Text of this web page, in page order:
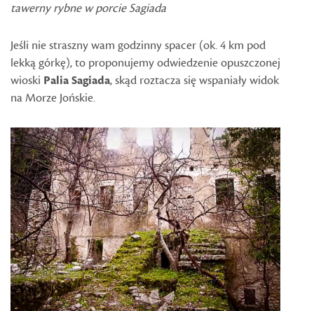
tawerny rybne w porcie Sagiada
Jeśli nie straszny wam godzinny spacer (ok. 4 km pod
lekką górkę), to proponujemy odwiedzenie opuszczonej
wioski Palia Sagiada, skąd roztacza się wspaniały widok
na Morze Jońskie.